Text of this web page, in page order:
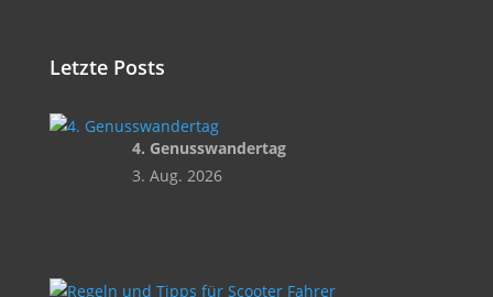
Letzte Posts
4. Genusswandertag
3. Aug. 2026